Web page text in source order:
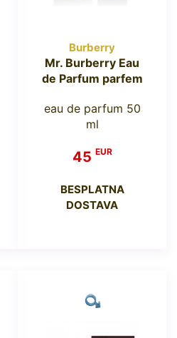
Burberry
Mr. Burberry Eau
de Parfum parfem
eau de parfum 50
ml
45 EUR
BESPLATNA
DOSTAVA